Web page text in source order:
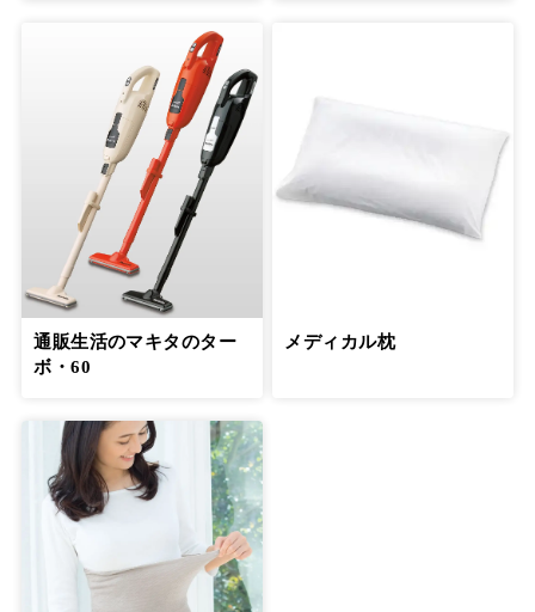
通販生活のマキタのター
ボ・60
メディカル枕